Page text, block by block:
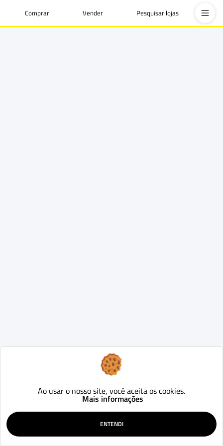
Comprar Vender Pesquisar lojas
Ao usar o nosso site, você aceita os cookies.
Mais informações
ENTENDI